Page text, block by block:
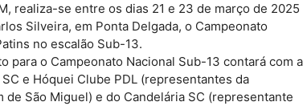
realiza-se entre os dias 21 e 23 de março de 2025
Silveira, em Ponta Delgada, o Campeonato
no escalão Sub-13.
para o Campeonato Nacional Sub-13 contará com a
e Hóquei Clube PDL (representantes da
de São Miguel) e do Candelária SC (representante